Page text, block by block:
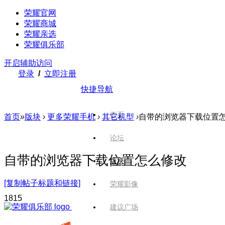
荣耀官网
荣耀商城
荣耀亲选
荣耀俱乐部
开启辅助访问
登录 / 立即注册
快捷导航
首页
论坛
版块
荣耀影像
建议广场
首页»版块 › 更多荣耀手机 › 其它机型 ›自带的浏览器下载位置
自带的浏览器下载位置怎么修改
[复制帖子标题和链接]
1815